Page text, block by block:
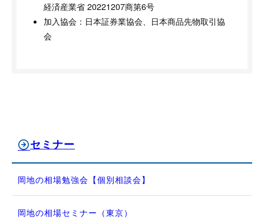
経済産業省 20221207商第6号
加入協会：日本証券業協会、日本商品先物取引協
会
セミナー
岡地の相場勉強会【個別相談会】
岡地の相場セミナー（東京）